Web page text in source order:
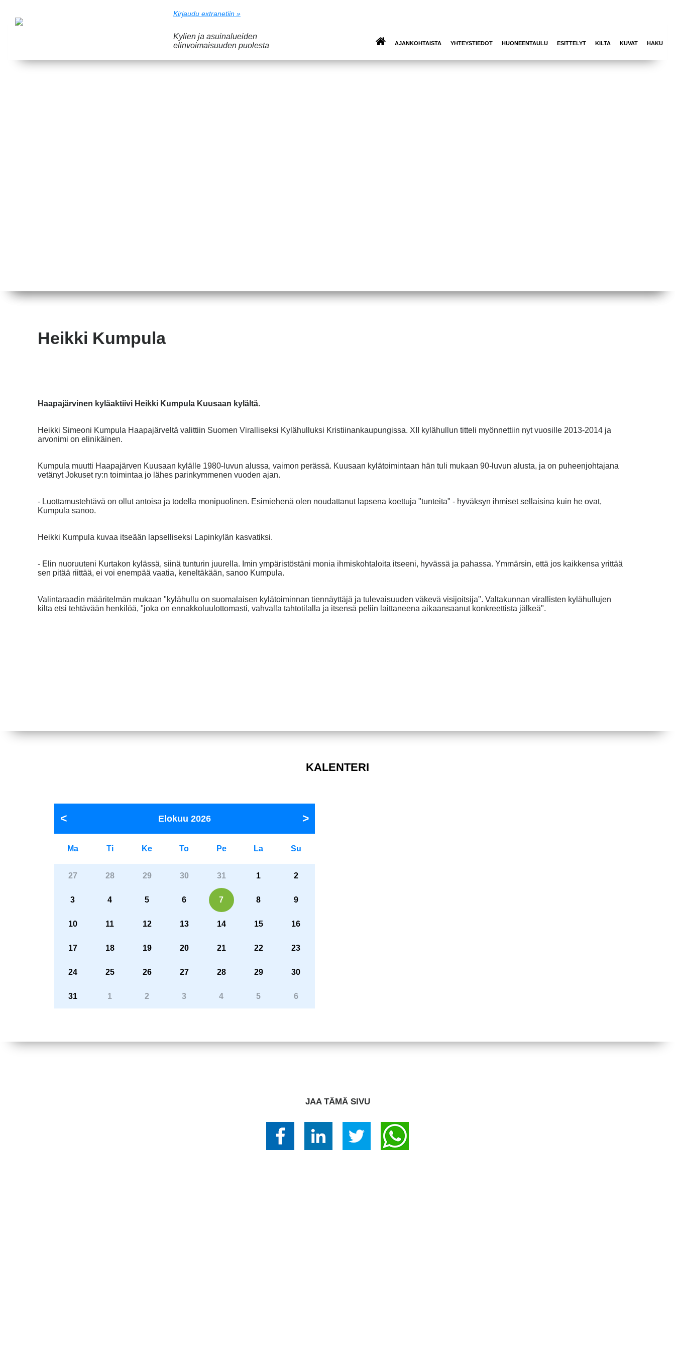
Kirjaudu extranetiin »
Kylien ja asuinalueiden
elinvoimaisuuden puolesta
AJANKOHTAISTA YHTEYSTIEDOT HUONEENTAULU ESITTELYT KILTA KUVAT HAKU
Heikki Kumpula
Haapajärvinen kyläaktiivi Heikki Kumpula Kuusaan kylältä.
Heikki Simeoni Kumpula Haapajärveltä valittiin Suomen Viralliseksi Kylähulluksi Kristiinankaupungissa. XII kylähullun titteli myönnettiin nyt vuosille 2013-2014 ja
arvonimi on elinikäinen.
Kumpula muutti Haapajärven Kuusaan kylälle 1980-luvun alussa, vaimon perässä. Kuusaan kylätoimintaan hän tuli mukaan 90-luvun alusta, ja on puheenjohtajana
vetänyt Jokuset ry:n toimintaa jo lähes parinkymmenen vuoden ajan.
- Luottamustehtävä on ollut antoisa ja todella monipuolinen. Esimiehenä olen noudattanut lapsena koettuja "tunteita" - hyväksyn ihmiset sellaisina kuin he ovat,
Kumpula sanoo.
Heikki Kumpula kuvaa itseään lapselliseksi Lapinkylän kasvatiksi.
- Elin nuoruuteni Kurtakon kylässä, siinä tunturin juurella. Imin ympäristöstäni monia ihmiskohtaloita itseeni, hyvässä ja pahassa. Ymmärsin, että jos kaikkensa yrittää
sen pitää riittää, ei voi enempää vaatia, keneltäkään, sanoo Kumpula.
Valintaraadin määritelmän mukaan "kylähullu on suomalaisen kylätoiminnan tiennäyttäjä ja tulevaisuuden väkevä visijoitsija". Valtakunnan virallisten kylähullujen
kilta etsi tehtävään henkilöä, "joka on ennakkoluulottomasti, vahvalla tahtotilalla ja itsensä peliin laittaneena aikaansaanut konkreettista jälkeä".
KALENTERI
Elokuu 2026
Ma Ti Ke To Pe La Su
27 28 29 30 31 1 2
3 4 5 6 7 8 9
10 11 12 13 14 15 16
17 18 19 20 21 22 23
24 25 26 27 28 29 30
31 1 2 3 4 5 6
JAA TÄMÄ SIVU